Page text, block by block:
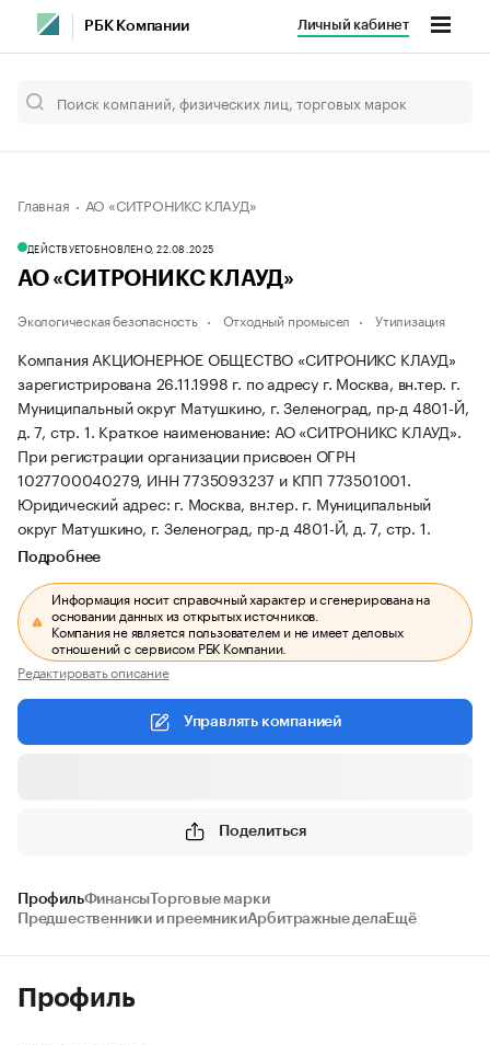
РБК Компании Личный кабинет
Главная АО «СИТРОНИКС КЛАУД»
ДЕЙСТВУЕТОБНОВЛЕНО, 22.08.2025
АО «СИТРОНИКС КЛАУД»
Экологическая безопасность Отходный промысел Утилизация
Компания АКЦИОНЕРНОЕ ОБЩЕСТВО «СИТРОНИКС КЛАУД»
зарегистрирована 26.11.1998 г. по адресу г. Москва, вн.тер. г.
Муниципальный округ Матушкино, г. Зеленоград, пр-д 4801-Й,
д. 7, стр. 1. Краткое наименование: АО «СИТРОНИКС КЛАУД».
При регистрации организации присвоен ОГРН
1027700040279, ИНН 7735093237 и КПП 773501001.
Юридический адрес: г. Москва, вн.тер. г. Муниципальный
округ Матушкино, г. Зеленоград, пр-д 4801-Й, д. 7, стр. 1.
Подробнее
Информация носит справочный характер и сгенерирована на
основании данных из открытых источников.
Компания не является пользователем и не имеет деловых
отношений с сервисом РБК Компании.
Редактировать описание
Управлять компанией
Поделиться
ПрофильФинансы Торговые марки
Предшественники и преемникиАрбитражные дела Ещё
Профиль